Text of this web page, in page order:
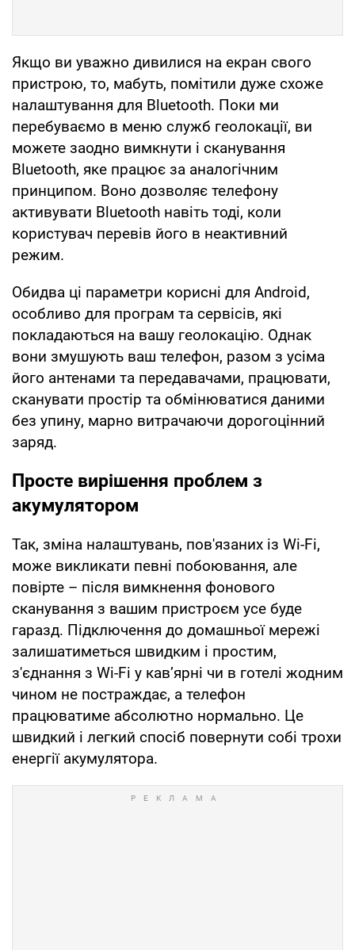
Якщо ви уважно дивилися на екран свого
пристрою, то, мабуть, помітили дуже схоже
налаштування для Bluetooth. Поки ми
перебуваємо в меню служб геолокації, ви
можете заодно вимкнути і сканування
Bluetooth, яке працює за аналогічним
принципом. Воно дозволяє телефону
активувати Bluetooth навіть тоді, коли
користувач перевів його в неактивний
режим.
Обидва ці параметри корисні для Android,
особливо для програм та сервісів, які
покладаються на вашу геолокацію. Однак
вони змушують ваш телефон, разом з усіма
його антенами та передавачами, працювати,
сканувати простір та обмінюватися даними
без упину, марно витрачаючи дорогоцінний
заряд.
Просте вирішення проблем з
акумулятором
Так, зміна налаштувань, пов'язаних із Wi-Fi,
може викликати певні побоювання, але
повірте – після вимкнення фонового
сканування з вашим пристроєм усе буде
гаразд. Підключення до домашньої мережі
залишатиметься швидким і простим,
з'єднання з Wi-Fi у кав’ярні чи в готелі жодним
чином не постраждає, а телефон
працюватиме абсолютно нормально. Це
швидкий і легкий спосіб повернути собі трохи
енергії акумулятора.